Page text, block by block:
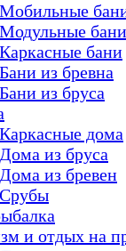
Мобильные
Модульные бани
Каркасные бани
Бани из бревна
Бани из бруса
Каркасные дома
Дома из бруса
Дома из бревен
Срубы
и отдых на